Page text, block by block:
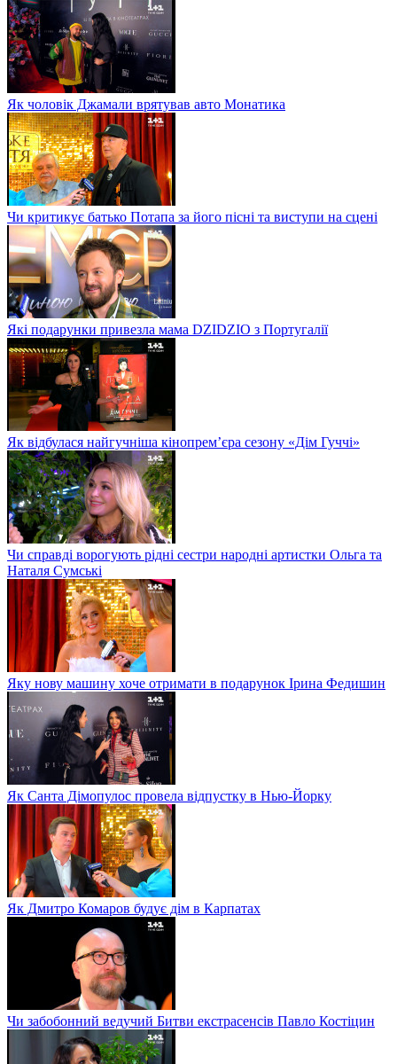
Як чоловік Джамали врятував авто Монатика
Чи критикує батько Потапа за його пісні та виступи на сцені
Які подарунки привезла мама DZIDZIO з Португалії
Як відбулася найгучніша кінопрем’єра сезону «Дім Гуччі»
Чи справді ворогують рідні сестри народні артистки Ольга та
Наталя Сумські
Яку нову машину хоче отримати в подарунок Ірина Федишин
Як Санта Дімопулос провела відпустку в Нью-Йорку
Як Дмитро Комаров будує дім в Карпатах
Чи забобонний ведучий Битви екстрасенсів Павло Костіцин